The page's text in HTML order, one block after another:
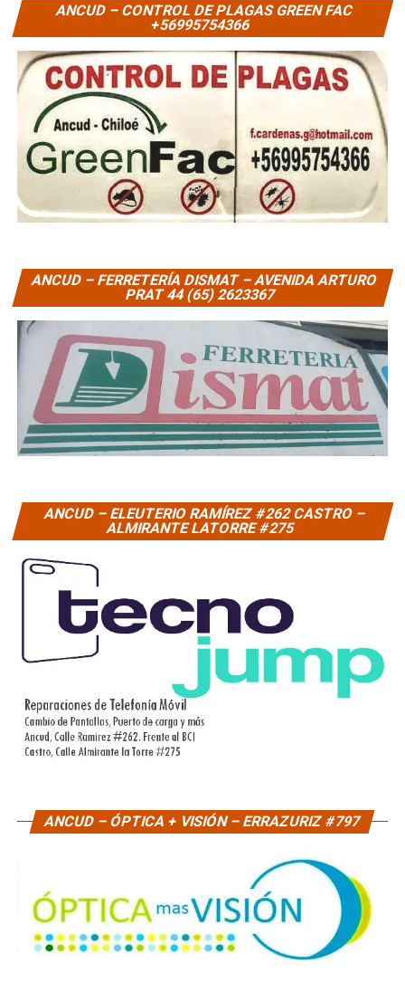
ANCUD – CONTROL DE PLAGAS GREEN FAC
+56995754366
ANCUD – FERRETERÍA DISMAT – AVENIDA ARTURO
PRAT 44 (65) 2623367
ANCUD – ELEUTERIO RAMÍREZ #262 CASTRO –
ALMIRANTE LATORRE #275
ANCUD – ÓPTICA + VISIÓN – ERRAZURIZ #797